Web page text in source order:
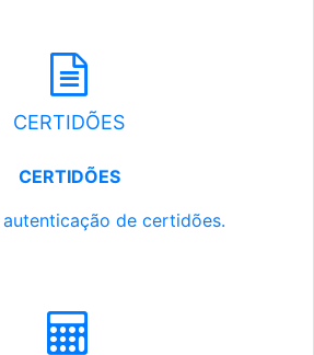
CERTIDÕES
CERTIDÕES
autenticação de certidões.